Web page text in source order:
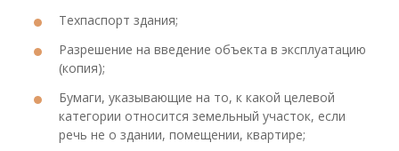
Техпаспорт здания;
Разрешение на введение объекта в эксплуатацию
(копия);
Бумаги, указывающие на то, к какой целевой
категории относится земельный участок, если
речь не о здании, помещении, квартире;